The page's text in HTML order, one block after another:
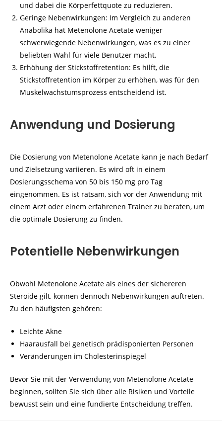
und dabei die Körperfettquote zu reduzieren.
Geringe Nebenwirkungen: Im Vergleich zu anderen
Anabolika hat Metenolone Acetate weniger
schwerwiegende Nebenwirkungen, was es zu einer
beliebten Wahl für viele Benutzer macht.
Erhöhung der Stickstoffretention: Es hilft, die
Stickstoffretention im Körper zu erhöhen, was für den
Muskelwachstumsprozess entscheidend ist.
Anwendung und Dosierung
Die Dosierung von Metenolone Acetate kann je nach Bedarf
und Zielsetzung variieren. Es wird oft in einem
Dosierungsschema von 50 bis 150 mg pro Tag
eingenommen. Es ist ratsam, sich vor der Anwendung mit
einem Arzt oder einem erfahrenen Trainer zu beraten, um
die optimale Dosierung zu finden.
Potentielle Nebenwirkungen
Obwohl Metenolone Acetate als eines der sichereren
Steroide gilt, können dennoch Nebenwirkungen auftreten.
Zu den häufigsten gehören:
Leichte Akne
Haarausfall bei genetisch prädisponierten Personen
Veränderungen im Cholesterinspiegel
Bevor Sie mit der Verwendung von Metenolone Acetate
beginnen, sollten Sie sich über alle Risiken und Vorteile
bewusst sein und eine fundierte Entscheidung treffen.